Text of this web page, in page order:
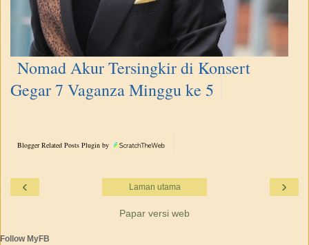
Nomad Akur Tersingkir di Konsert
Gegar 7 Vaganza Minggu ke 5
Blogger Related Posts Plugin by
‹ ›
Laman utama
Papar versi web
Follow MyFB